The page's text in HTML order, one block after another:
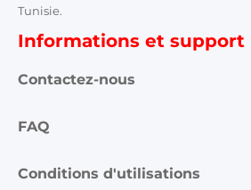
Tunisie.
Informations et support
Contactez-nous
FAQ
Conditions d'utilisations